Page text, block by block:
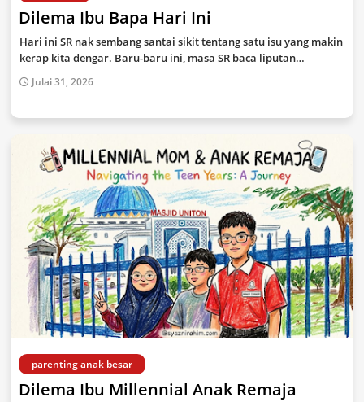
Dilema Ibu Bapa Hari Ini
Hari ini SR nak sembang santai sikit tentang satu isu yang makin
kerap kita dengar. Baru-baru ini, masa SR baca liputan…
Julai 31, 2026
parenting anak besar
Dilema Ibu Millennial Anak Remaja